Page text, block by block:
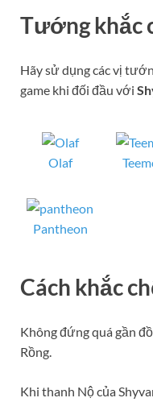
Tướng khắc
Hãy sử dụng các vị
game khi đối đầu với
Olaf
Pantheon
Cách khắc
Không đứng quá gần
Rồng.
Khi thanh Nộ của